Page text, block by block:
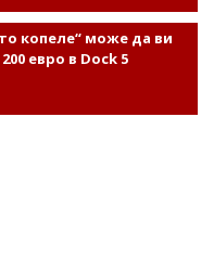
копеле“ може да ви
евро в Dock 5